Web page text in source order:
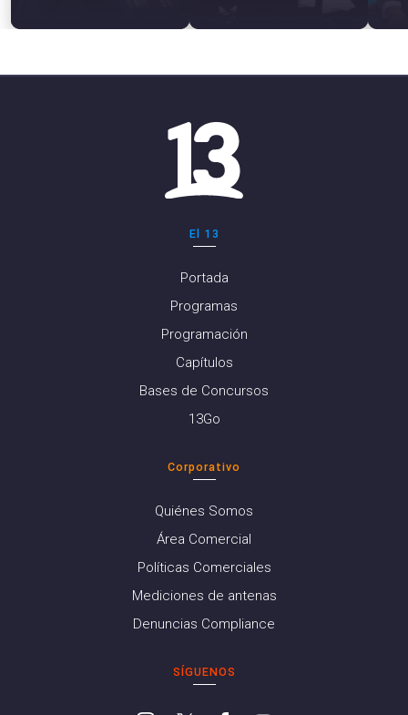
El 13
Portada
Programas
Programación
Capítulos
Bases de Concursos
13Go
Corporativo
Quiénes Somos
Área Comercial
Políticas Comerciales
Mediciones de antenas
Denuncias Compliance
SÍGUENOS